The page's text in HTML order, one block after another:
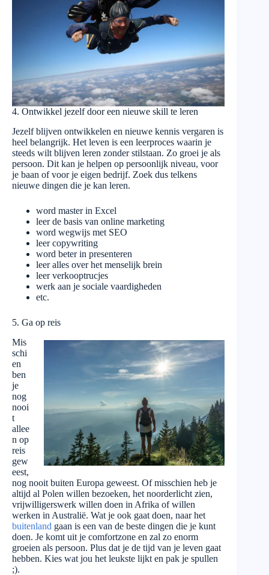
4. Ontwikkel jezelf door een nieuwe skill te leren
Jezelf blijven ontwikkelen en nieuwe kennis vergaren is
heel belangrijk. Het leven is een leerproces waarin je
steeds wilt blijven leren zonder stilstaan. Zo groei je als
persoon. Dit kan je helpen op persoonlijk niveau, voor
je baan of voor je eigen bedrijf. Zoek dus telkens
nieuwe dingen die je kan leren.
word master in Excel
leer de basis van online marketing
word wegwijs met SEO
leer copywriting
word beter in presenteren
leer alles over het menselijk brein
leer verkooptrucjes
werk aan je sociale vaardigheden
etc.
5. Ga op reis
Mis
schi
en
ben
je
nog
nooi
t
allee
n op
reis
gew
eest,
nog nooit buiten Europa geweest. Of misschien heb je
altijd al Polen willen bezoeken, het noorderlicht zien,
vrijwilligerswerk willen doen in Afrika of willen
werken in Australië. Wat je ook gaat doen, naar het
buitenland gaan is een van de beste dingen die je kunt
doen. Je komt uit je comfortzone en zal zo enorm
groeien als persoon. Plus dat je de tijd van je leven gaat
hebben. Kies wat jou het leukste lijkt en pak je spullen
;).